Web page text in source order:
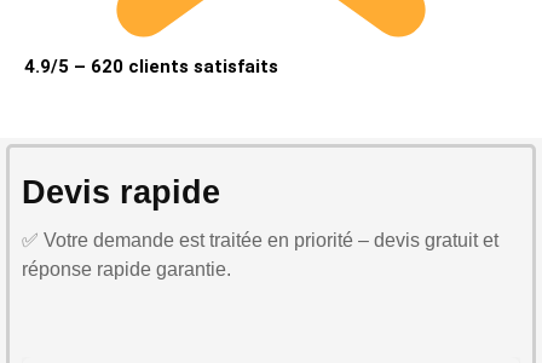
4.9/5 – 620 clients satisfaits
Devis rapide
✅ Votre demande est traitée en priorité – devis gratuit et
réponse rapide garantie.